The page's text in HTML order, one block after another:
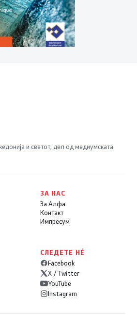
и светот, дел од медиумската
ЗА НАС
За Алфа
Контакт
Импресум
СЛЕДЕТЕ НÉ
Facebook
X / Twitter
YouTube
Instagram